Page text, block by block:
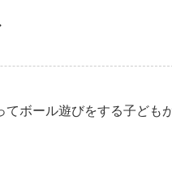
てボール遊びをする子ども